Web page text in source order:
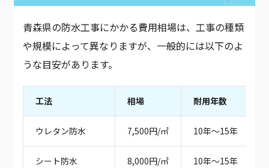
青森県の防水工事にかかる費用相場は、工事の種類
や規模によって異なりますが、一般的には以下のよ
うな目安があります。
工法 相場 耐用年数
ウレタン防水 7,500円/㎡ 10年～15年
シート防水 8,000円/㎡ 10年～15年